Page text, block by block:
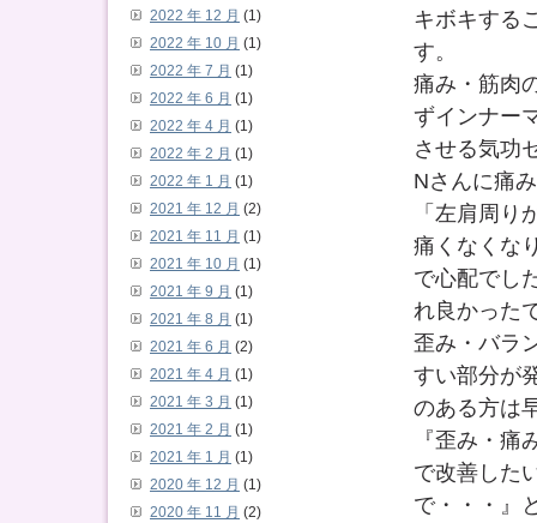
キボキする
す。
痛み・筋肉
ずインナー
させる気功
Nさんに痛
「左肩周
痛くなくな
で心配でし
れ良かった
歪み・バラ
すい部分が
のある方は
『歪み・
で改善した
で・・・』
2022 年 12 月 (1)
2022 年 10 月 (1)
2022 年 7 月 (1)
2022 年 6 月 (1)
2022 年 4 月 (1)
2022 年 2 月 (1)
2022 年 1 月 (1)
2021 年 12 月 (2)
2021 年 11 月 (1)
2021 年 10 月 (1)
2021 年 9 月 (1)
2021 年 8 月 (1)
2021 年 6 月 (2)
2021 年 4 月 (1)
2021 年 3 月 (1)
2021 年 2 月 (1)
2021 年 1 月 (1)
2020 年 12 月 (1)
2020 年 11 月 (2)